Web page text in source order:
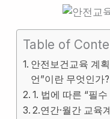
Table of
안전보건교육 계
언”이란 무엇인가?
1. 법에 따른 “필수
2.연간·월간 교육